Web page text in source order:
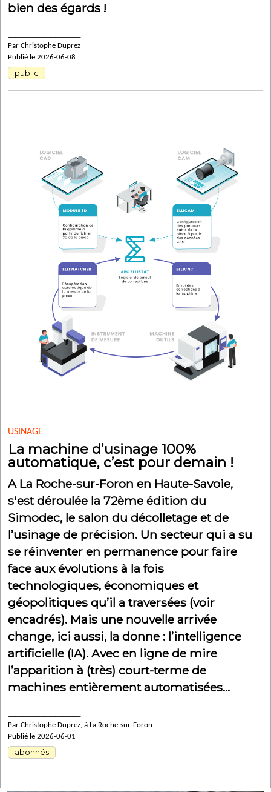
bien des égards !
Par Christophe Duprez
Publié le 2026-06-08
public
USINAGE
La machine d’usinage 100%
automatique, c’est pour demain !
A La Roche-sur-Foron en Haute-Savoie,
s'est déroulée la 72ème édition du
Simodec, le salon du décolletage et de
l’usinage de précision. Un secteur qui a su
se réinventer en permanence pour faire
face aux évolutions à la fois
technologiques, économiques et
géopolitiques qu’il a traversées (voir
encadrés). Mais une nouvelle arrivée
change, ici aussi, la donne : l’intelligence
artificielle (IA). Avec en ligne de mire
l’apparition à (très) court-terme de
machines entièrement automatisées…
Par Christophe Duprez, à La Roche-sur-Foron
Publié le 2026-06-01
abonnés